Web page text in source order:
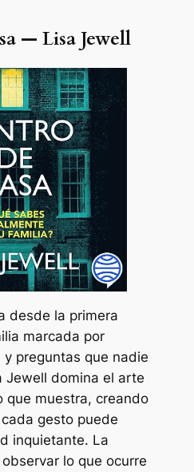
— Lisa Jewell
desde la primera
marcada por
preguntas que nadie
Jewell domina el arte
que muestra, creando
gesto puede
inquietante. La
lo que ocurre